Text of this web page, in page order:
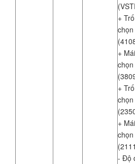
+
+
+
+
- Độ